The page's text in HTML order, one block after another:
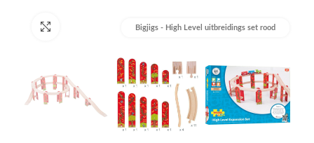
Bigjigs - High Level uitbreidings set rood
Afbeelding vergroten